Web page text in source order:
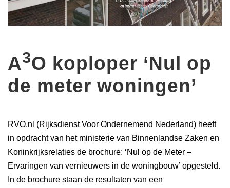
A3O koploper ‘Nul op
de meter woningen’
RVO.nl (Rijksdienst Voor Ondernemend Nederland) heeft
in opdracht van het ministerie van Binnenlandse Zaken en
Koninkrijksrelaties de brochure: ‘Nul op de Meter –
Ervaringen van vernieuwers in de woningbouw’ opgesteld.
In de brochure staan de resultaten van een